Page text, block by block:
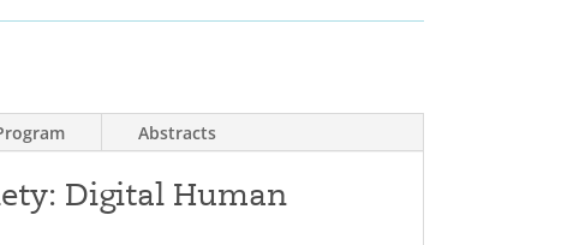
Abstracts
Digital Human